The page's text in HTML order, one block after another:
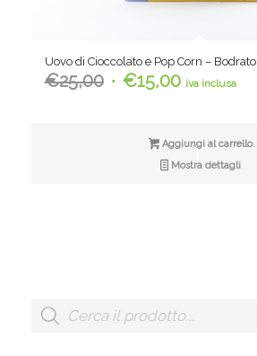
Uovo di Cioccolato e Pop Corn – Bodrato
€25,00 Il
€25,00.
€15,00Il
è:
€15,00.
iva inclusa
Aggiungi al carrello
Mostra dettagli